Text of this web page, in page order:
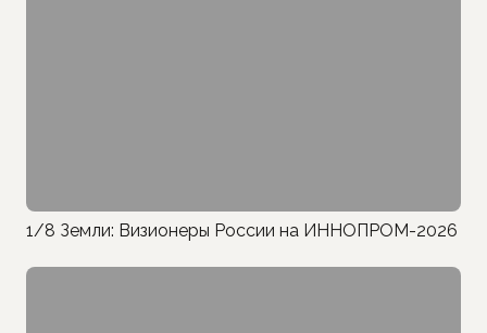
1/8 Земли: Визионеры России на ИННОПРОМ-2026